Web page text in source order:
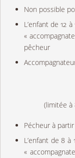
Non possible
L’enfant de 12
«
pêcheur
(limitée à
Pécheur à
L’enfant de 8
«